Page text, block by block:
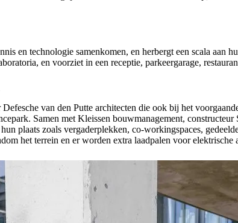
en technologie samenkomen, en herbergt een scala
en voorziet in een receptie, parkeergarage,
van den Putte architecten die ook bij het
Samen met Kleissen bouwmanagement,
plaats zoals vergaderplekken, co-workingspaces,
het terrein en er worden extra laadpalen voor elektrische